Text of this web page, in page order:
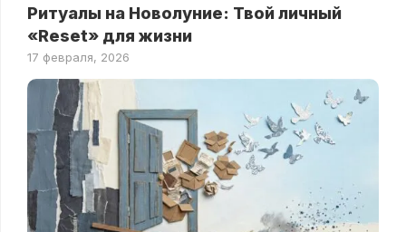
Ритуалы на Новолуние: Твой личный
«Reset» для жизни
17 февраля, 2026